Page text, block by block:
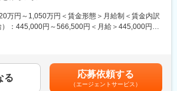
います。
重要なポジションです。
モニタリング（与信管理）等）
等、シンジケーション業務
、ご希望等をふまえて、上記の中から注力頂く業
万円～1,050万円＜賃金形態＞月給制＜賃金内訳
）：445,000円～566,500円＜月給＞445,000円～
す。月給(月額)は固定手当を含めた表記です。
る 応募依頼する
（エージェントサービス）